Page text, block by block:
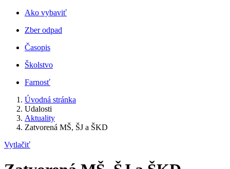
Ako vybaviť
Zber odpad
Časopis
Školstvo
Farnosť
Úvodná stránka
Udalosti
Aktuality
Zatvorená MŠ, ŠJ a ŠKD
Vytlačiť